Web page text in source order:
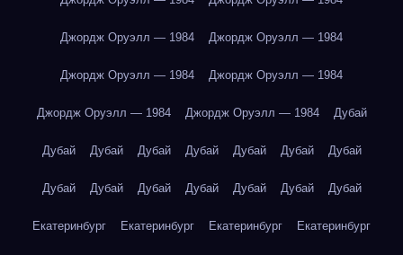
Джордж Оруэлл — 1984 Джордж Оруэлл — 1984
Джордж Оруэлл — 1984 Джордж Оруэлл — 1984
Джордж Оруэлл — 1984 Джордж Оруэлл — 1984 Дубай
Дубай Дубай Дубай Дубай Дубай Дубай Дубай
Дубай Дубай Дубай Дубай Дубай Дубай Дубай
Екатеринбург Екатеринбург Екатеринбург Екатеринбург